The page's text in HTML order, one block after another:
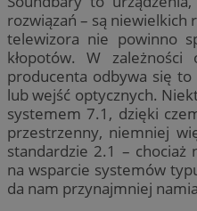
rozwiązań – są niewielkich
telewizora nie powinno
kłopotów. W
producenta odbywa się
lub wejść optycznych.
systemem 7.1, dzięki
przestrzenny, niemniej
standardzie 2.1 –
na wsparcie systemów
da nam przynajmniej